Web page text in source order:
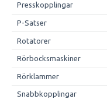
Presskopplingar
P-Satser
Rotatorer
Rörbocksmaskiner
Rörklammer
Snabbkopplingar